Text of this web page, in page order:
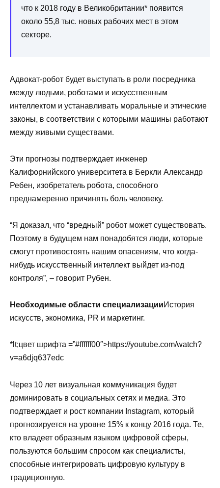
что к 2018 году в Великобритании* появится
около 55,8 тыс. новых рабочих мест в этом
секторе.
Адвокат-робот будет выступать в роли посредника
между людьми, роботами и искусственным
интеллектом и устанавливать моральные и этические
законы, в соответствии с которыми машины работают
между живыми существами.
Эти прогнозы подтверждает инженер
Калифорнийского университета в Беркли Александр
Ребен, изобретатель робота, способного
преднамеренно причинять боль человеку.
“Я доказал, что “вредный” робот может существовать.
Поэтому в будущем нам понадобятся люди, которые
смогут противостоять нашим опасениям, что когда-
нибудь искусственный интеллект выйдет из-под
контроля”, – говорит Рубен.
Необходимые области специализацииИстория
искусств, экономика, PR и маркетинг.
*lt;цвет шрифта =”#ffffff00″>https://youtube.com/watch?
v=a6djq637edc
Через 10 лет визуальная коммуникация будет
доминировать в социальных сетях и медиа. Это
подтверждает и рост компании Instagram, который
прогнозируется на уровне 15% к концу 2016 года. Те,
кто владеет образным языком цифровой сферы,
пользуются большим спросом как специалисты,
способные интегрировать цифровую культуру в
традиционную.